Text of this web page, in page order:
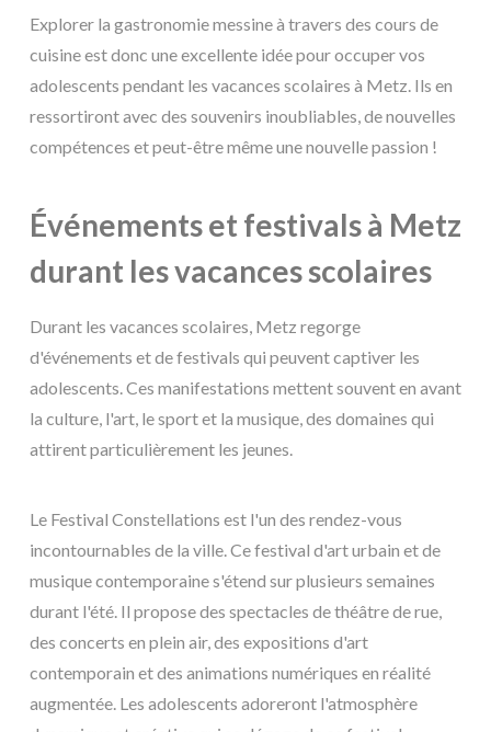
Explorer la gastronomie messine à travers des cours de
cuisine est donc une excellente idée pour occuper vos
adolescents pendant les vacances scolaires à Metz. Ils en
ressortiront avec des souvenirs inoubliables, de nouvelles
compétences et peut-être même une nouvelle passion !
Événements et festivals à Metz
durant les vacances scolaires
Durant les vacances scolaires, Metz regorge
d'événements et de festivals qui peuvent captiver les
adolescents. Ces manifestations mettent souvent en avant
la culture, l'art, le sport et la musique, des domaines qui
attirent particulièrement les jeunes.
Le Festival Constellations est l'un des rendez-vous
incontournables de la ville. Ce festival d'art urbain et de
musique contemporaine s'étend sur plusieurs semaines
durant l'été. Il propose des spectacles de théâtre de rue,
des concerts en plein air, des expositions d'art
contemporain et des animations numériques en réalité
augmentée. Les adolescents adoreront l'atmosphère